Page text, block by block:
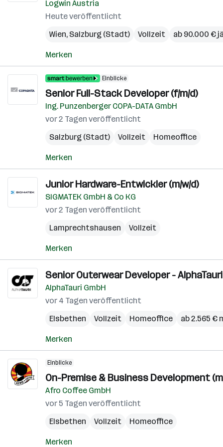
Logwin Austria
Heute veröffentlicht
Wien, Salzburg (Stadt) Vollzeit ab 90.000 €
Merken
Einblicke
Senior Full-Stack Developer (f/m/d)
Ing. Punzenberger COPA-DATA GmbH
vor 2 Tagen veröffentlicht
Salzburg (Stadt)
Vollzeit Homeoffice
Merken
Junior Hardware-Entwickler (m/w/d)
SIGMATEK GmbH & Co KG
vor 2 Tagen veröffentlicht
Lamprechtshausen
Vollzeit
Merken
Senior Outerwear Developer - AlphaTauri
AlphaTauri GmbH
vor 4 Tagen veröffentlicht
Elsbethen
Vollzeit Homeoffice ab 2.565 €
Merken
Einblicke
On-Premise & Business Development
Afro Coffee GmbH
vor 5 Tagen veröffentlicht
Elsbethen
Vollzeit Homeoffice
Merken